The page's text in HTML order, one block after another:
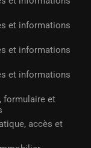
et informations
et informations
et informations
formulaire et
accès et